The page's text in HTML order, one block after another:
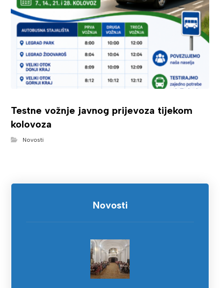
Testne vožnje javnog prijevoza tijekom
kolovoza
Novosti
Novosti